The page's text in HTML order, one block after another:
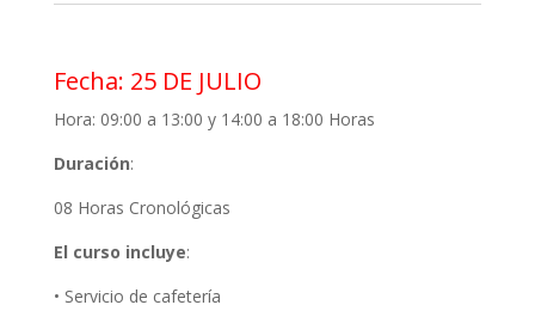
Fecha: 25 DE JULIO
Hora: 09:00 a 13:00 y 14:00 a 18:00 Horas
Duración:
08 Horas Cronológicas
El curso incluye:
• Servicio de cafetería